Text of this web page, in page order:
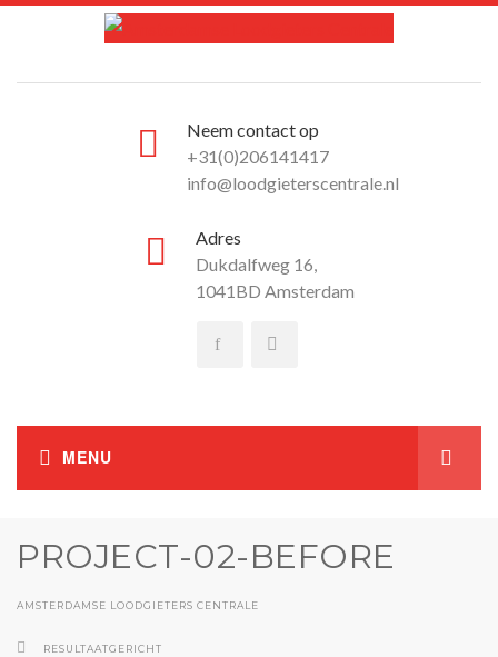
Neem contact op
+31(0)206141417
info@loodgieterscentrale.nl
Adres
Dukdalfweg 16,
1041BD Amsterdam
PROJECT-02-BEFORE
AMSTERDAMSE LOODGIETERS CENTRALE
RESULTAATGERICHT